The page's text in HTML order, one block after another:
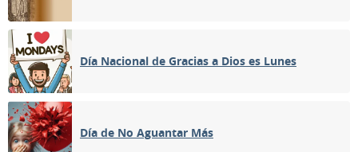
Día Nacional de Gracias a Dios es Lunes
Día de No Aguantar Más